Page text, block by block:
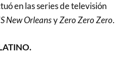
en las series de televisión
New OrleansyZero Zero Zero.